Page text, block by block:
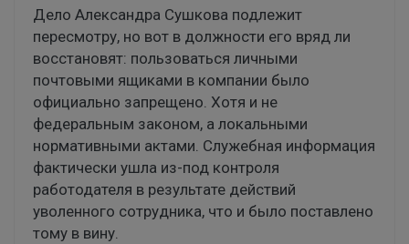
Дело Александра Сушкова подлежит
пересмотру, но вот в должности его вряд ли
восстановят: пользоваться личными
почтовыми ящиками в компании было
официально запрещено. Хотя и не
федеральным законом, а локальными
нормативными актами. Служебная информация
фактически ушла из-под контроля
работодателя в результате действий
уволенного сотрудника, что и было поставлено
тому в вину.